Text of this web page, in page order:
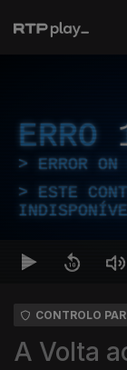
ERRO
ERROR
ESTE
CONTROLO
A Volta